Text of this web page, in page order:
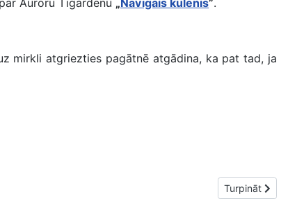
Auroru Tīgārdenu „Nāvīgais kūlenis”.
mirkli atgriezties pagātnē atgādina, ka pat tad, ja
Nākamais
Turpināt